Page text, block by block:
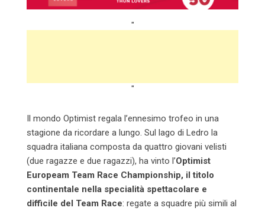
"
"
Il mondo Optimist regala l’ennesimo trofeo in una
stagione da ricordare a lungo. Sul lago di Ledro la
squadra italiana composta da quattro giovani velisti
(due ragazze e due ragazzi), ha vinto l’Optimist
Europeam Team Race Championship, il titolo
continentale nella specialità spettacolare e
difficile del Team Race: regate a squadre più simili al